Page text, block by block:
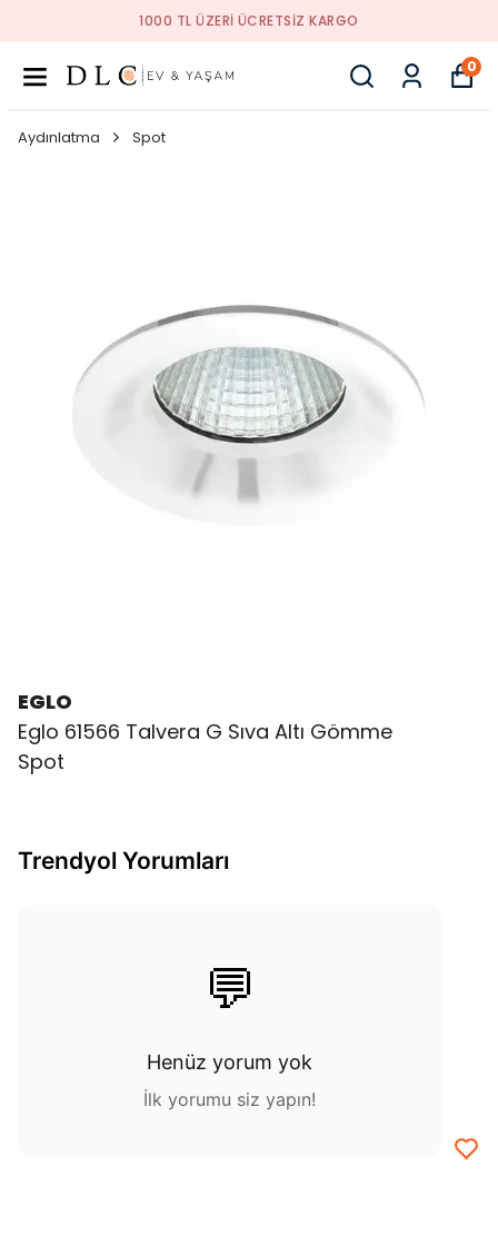
1000 TL ÜZERI ÜCRETSIZ KARGO
0
Aydınlatma Spot
EGLO
Eglo 61566 Talvera G Sıva Altı Gömme
Spot
Trendyol Yorumları
💬
Henüz yorum yok
İlk yorumu siz yapın!